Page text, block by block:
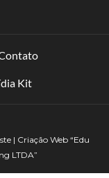
Kit
| Criação Web “Edu
LTDA”